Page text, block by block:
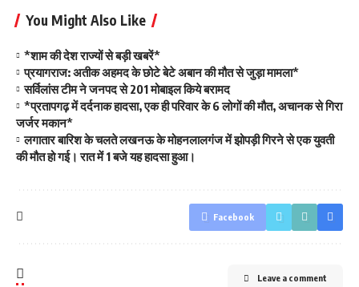
You Might Also Like
*शाम की देश राज्यों से बड़ी खबरें*
प्रयागराज: अतीक अहमद के छोटे बेटे अबान की मौत से जुड़ा मामला*
सर्विलांस टीम ने जनपद से 201 मोबाइल किये बरामद
*प्रतापगढ़ में दर्दनाक हादसा, एक ही परिवार के 6 लोगों की मौत, अचानक से गिरा
जर्जर मकान*
लगातार बारिश के चलते लखनऊ के मोहनलालगंज में झोपड़ी गिरने से एक युवती
की मौत हो गई। रात में 1 बजे यह हादसा हुआ।
Facebook
Leave a comment